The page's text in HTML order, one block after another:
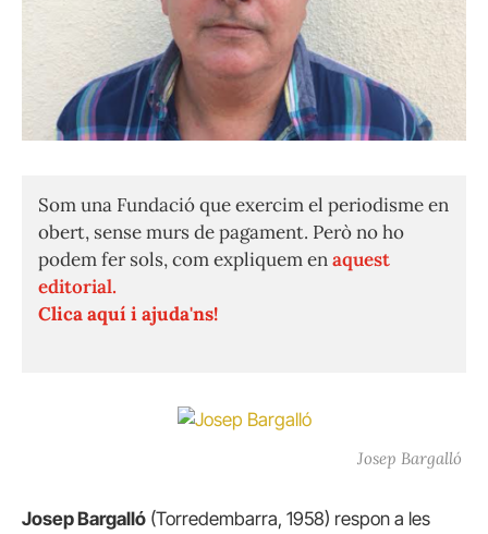
Som una Fundació que exercim el periodisme en
obert, sense murs de pagament. Però no ho
podem fer sols, com expliquem enaquest
editorial.
Clica aquí i ajuda'ns!
Josep Bargalló
Josep Bargalló (Torredembarra, 1958) respon a les